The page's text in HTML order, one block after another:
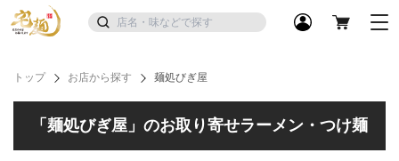
トップ お店から探す 麺処びぎ屋
「麺処びぎ屋」のお取り寄せラーメン・つけ麺